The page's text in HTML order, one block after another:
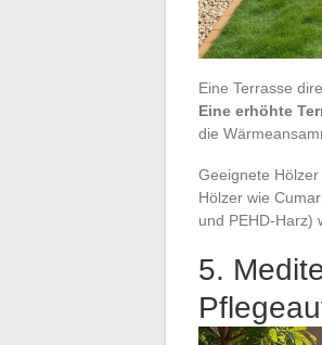
Eine Terrasse
Eine erhöhte
die
Geeignete
Hölzer wie
und PEHD-Harz)
5.